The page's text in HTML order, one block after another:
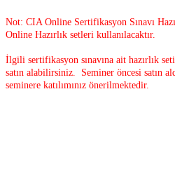
Not: CIA Online Sertifikasyon Sınavı
Online Hazırlık setleri kullanılacaktır.
İlgili sertifikasyon sınavına ait hazırlık
satın alabilirsiniz. Seminer öncesi satın
seminere katılımınız önerilmektedir.